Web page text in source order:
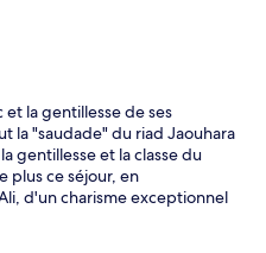
la gentillesse de ses
la "saudade" du riad Jaouhara
gentillesse et la classe du
plus ce séjour, en
d'un charisme exceptionnel
son image, comme Ahmed
un autre monsieur dont j'ai